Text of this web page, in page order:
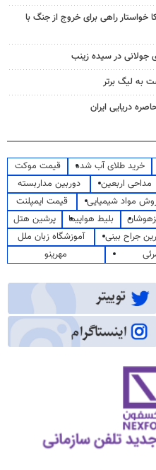
راهی برای خروج از جنگ با
جولانی در سیده زینب
به لیگ برتر
دریایی ایران
خرید طلای آب شده
قیمت موکت
مداحی اربعین
دوربین مداربسته
مواد شیمیایی
قیمت ایمپلنت
بلیط هواپیما
پرشین هتل
جراح بینی
آموزشگاه زبان ملل
مهرینو